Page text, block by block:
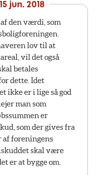
15 jun. 2018
den værdi, som
lov til at
vil det også
betales
dette. Idet
ikke er i lige så god
man som
er
som der gives fra
foreningens
skal være
er at bygge om.